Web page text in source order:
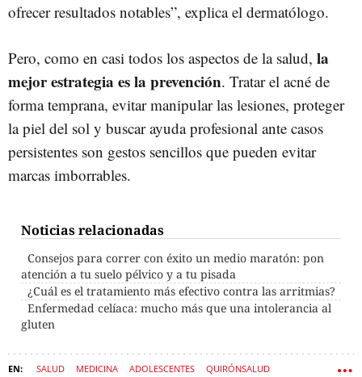
ofrecer resultados notables”, explica el dermatólogo.
Pero, como en casi todos los aspectos de la salud, la
mejor estrategia es la prevención. Tratar el acné de
forma temprana, evitar manipular las lesiones, proteger
la piel del sol y buscar ayuda profesional ante casos
persistentes son gestos sencillos que pueden evitar
marcas imborrables.
Noticias relacionadas
Consejos para correr con éxito un medio maratón: pon
atención a tu suelo pélvico y a tu pisada
¿Cuál es el tratamiento más efectivo contra las arritmias?
Enfermedad celíaca: mucho más que una intolerancia al
gluten
SALUD MEDICINA ADOLESCENTES QUIRÓNSALUD